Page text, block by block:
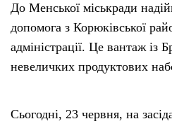
До Менської міськради
допомога з Корюківської
адміністрації. Це вантаж із
невеличких продуктових
Сьогодні, 23 червня, на